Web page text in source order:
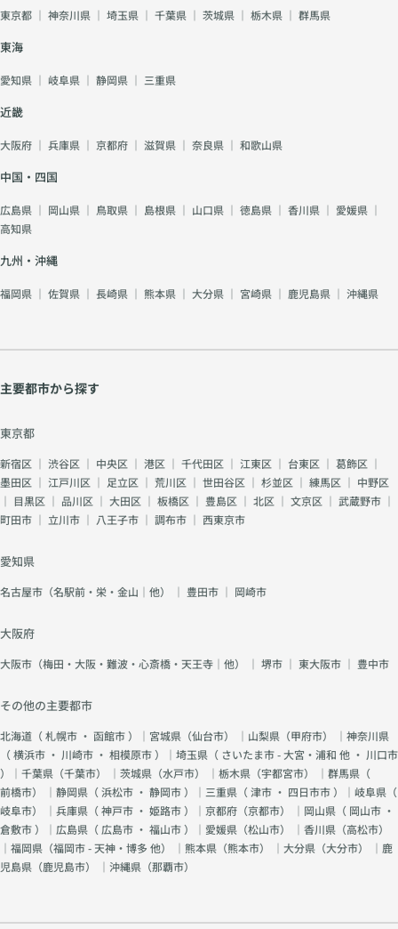
東京都 ｜ 神奈川県 ｜ 埼玉県 ｜ 千葉県 ｜ 茨城県 ｜ 栃木県 ｜ 群馬県
東海
愛知県 ｜ 岐阜県 ｜ 静岡県 ｜ 三重県
近畿
大阪府 ｜ 兵庫県 ｜ 京都府 ｜ 滋賀県 ｜ 奈良県 ｜ 和歌山県
中国・四国
広島県 ｜ 岡山県 ｜ 鳥取県 ｜ 島根県 ｜ 山口県 ｜ 徳島県 ｜ 香川県 ｜ 愛媛県 ｜
高知県
九州・沖縄
福岡県 ｜ 佐賀県 ｜ 長崎県 ｜ 熊本県 ｜ 大分県 ｜ 宮崎県 ｜ 鹿児島県 ｜ 沖縄県
主要都市から探す
東京都
新宿区 ｜ 渋谷区 ｜ 中央区 ｜ 港区 ｜ 千代田区 ｜ 江東区 ｜ 台東区 ｜ 葛飾区 ｜
墨田区 ｜ 江戸川区 ｜ 足立区 ｜ 荒川区 ｜ 世田谷区 ｜ 杉並区 ｜ 練馬区 ｜ 中野区
｜ 目黒区 ｜ 品川区 ｜ 大田区 ｜ 板橋区 ｜ 豊島区 ｜ 北区 ｜ 文京区 ｜ 武蔵野市 ｜
町田市 ｜ 立川市 ｜ 八王子市 ｜ 調布市 ｜ 西東京市
愛知県
名古屋市（名駅前・栄・金山｜他） ｜ 豊田市 ｜ 岡崎市
大阪府
大阪市（梅田・大阪・難波・心斎橋・天王寺｜他） ｜ 堺市 ｜ 東大阪市 ｜ 豊中市
その他の主要都市
北海道（札幌市 ・ 函館市）｜宮城県（仙台市） ｜山梨県（甲府市） ｜神奈川県
（横浜市 ・ 川崎市 ・ 相模原市）｜埼玉県（ さいたま市 - 大宮・浦和 他 ・ 川口市
）｜千葉県（千葉市） ｜茨城県（水戸市） ｜栃木県（宇都宮市） ｜群馬県（
前橋市） ｜静岡県（浜松市 ・ 静岡市）｜三重県（津市 ・ 四日市市）｜岐阜県（
岐阜市） ｜兵庫県（神戸市 ・ 姫路市）｜京都府（京都市） ｜岡山県（ 岡山市 ・
倉敷市）｜広島県（ 広島市 ・ 福山市）｜愛媛県（松山市） ｜香川県（高松市）
｜福岡県（福岡市 - 天神・博多 他） ｜熊本県（熊本市） ｜大分県（大分市） ｜鹿
児島県（鹿児島市） ｜沖縄県（那覇市）